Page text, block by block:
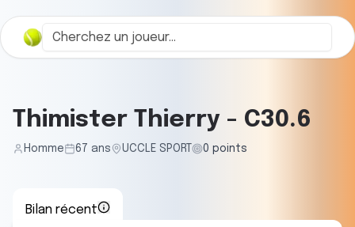
Thimister Thierry - C30.6
Homme 67 ans UCCLE SPORT 0 points
Bilan récent